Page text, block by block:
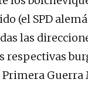
(el SPD
las
respectivas
Primera Guerra